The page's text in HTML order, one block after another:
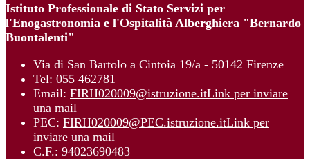
Istituto Professionale di Stato Servizi per
l'Enogastronomia e l'Ospitalità Alberghiera "Bernardo
Buontalenti"
Via di San Bartolo a Cintoia 19/a - 50142 Firenze
Tel: 055 462781
Email: FIRH020009@istruzione.itLink per inviare
una mail
PEC: FIRH020009@PEC.istruzione.itLink per
inviare una mail
C.F.: 94023690483